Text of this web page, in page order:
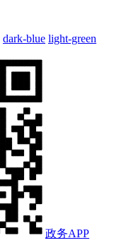
dark-blue light-green
政务APP